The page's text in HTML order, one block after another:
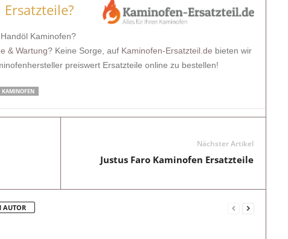
Kaminofen?
& Wartung? Keine Sorge, auf Kaminofen-Ersatzteil.de bieten wir
preiswert Ersatzteile online zu bestellen!
KAMINOFEN
Nächster Artikel
Justus Faro Kaminofen Ersatzteile
AUTOR